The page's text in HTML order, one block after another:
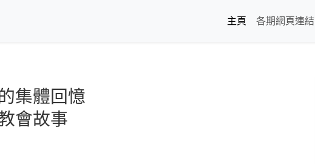
主頁
各期網頁連結
集體回憶
會故事